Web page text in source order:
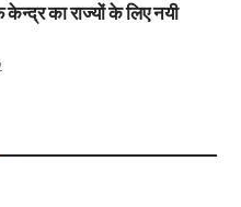
का राज्यों के लिए नयी